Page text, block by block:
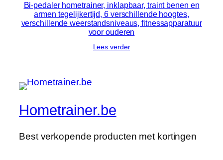
Bi-pedaler hometrainer, inklapbaar, traint benen en
armen tegelijkertijd, 6 verschillende hoogtes,
verschillende weerstandsniveaus, fitnessapparatuur
voor ouderen
Lees verder
Hometrainer.be
Best verkopende producten met kortingen